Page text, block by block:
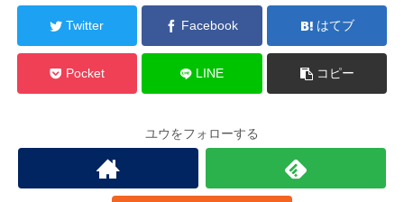
Twitter Facebook はてブ
Pocket LINE コピー
ユウをフォローする